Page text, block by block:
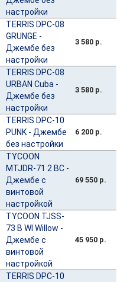
настройки
TERRIS DPC-08
GRUNGE -
Джембе без
настройки
3 580 р.
TERRIS DPC-08
URBAN Cuba -
Джембе без
настройки
3 580 р.
TERRIS DPC-10
PUNK - Джембе
без настройки
6 200 р.
TYCOON
MTJDR-71 2 BC -
Джембе с
винтовой
настройкой
69 550 р.
TYCOON TJSS-
73 B WI Willow -
Джембе с
винтовой
настройкой
45 950 р.
TERRIS DPC-10